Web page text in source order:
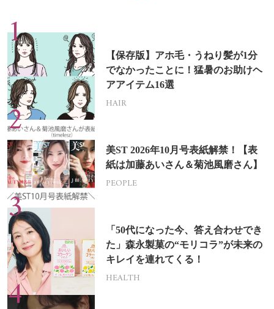
【保存版】アホ毛・うねり髪が1分
でなかったことに！猛暑のお助けヘ
アアイテム16選
HAIR
美ST 2026年10月号表紙解禁！【表
紙は加藤あいさん＆菊池風磨さん】
PEOPLE
「50代になった今、答え合わせでき
た」森永製菓の“モリコラ”が未来の
キレイを連れてくる！
HEALTH